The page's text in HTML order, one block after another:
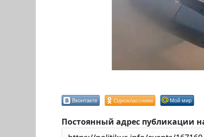
Вконтакте Одноклассники Мой мир
Постоянный адрес публикации